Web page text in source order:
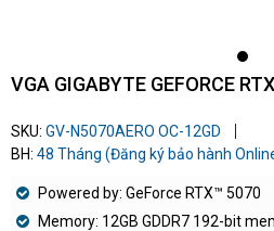
VGA GIGABYTE GEFORCE
SKU: GV-N5070AERO OC-12GD
BH: 48 Tháng (Đăng ký bảo hành
Powered by: GeForce RTX™ 5070
Memory: 12GB GDDR7 192-bit